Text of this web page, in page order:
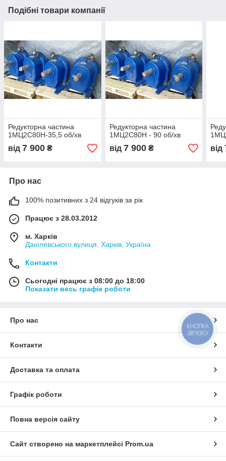
Подібні товари компанії
Редукторна частина
1МЦ2С80Н-35,5 об/хв
від 7 900 ₴
Редукторна частина
1МЦ2С80Н - 90 об/хв
від 7 900₴ від
Про нас
100% позитивних з 24 відгуків за рік
Працює з 28.03.2012
м. Харків
Данілевського вулиця, Харків, Україна
Контакти
Сьогодні працює з 08:00 до 18:00
Показати весь графік роботи
Про нас
Контакти
Доставка та оплата
Графік роботи
Повна версія сайту
Сайт створено на маркетплейсі Prom.ua
КНОПКА
ЗВ'ЯЗКУ